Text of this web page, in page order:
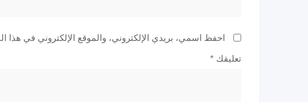
احفظ اسمي، بريدي الإلكتروني، والموقع الإلكتروني في هذا
تعليقك *